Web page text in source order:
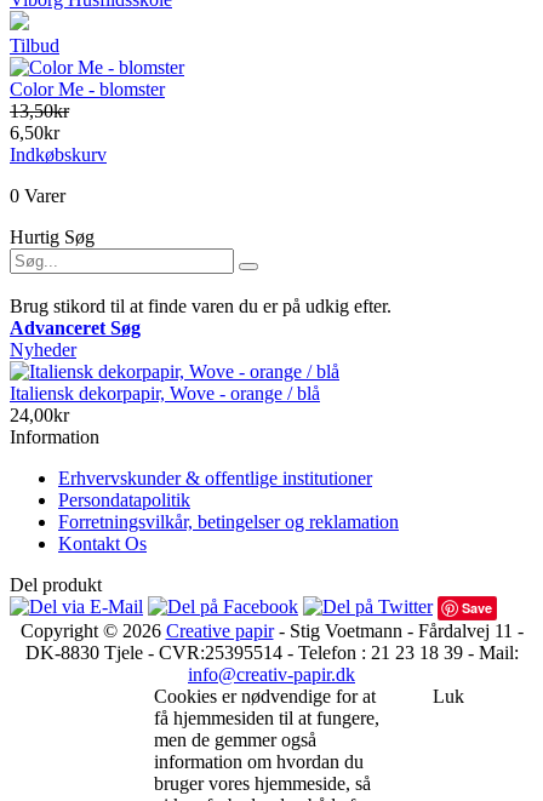
Tilbud
Color Me - blomster
13,50kr
6,50kr
Indkøbskurv
0 Varer
Hurtig Søg
Brug stikord til at finde varen du er på udkig efter.
Advanceret Søg
Nyheder
Italiensk dekorpapir, Wove - orange / blå
24,00kr
Information
Erhvervskunder & offentlige institutioner
Persondatapolitik
Forretningsvilkår, betingelser og reklamation
Kontakt Os
Del produkt
Save
Copyright © 2026 Creative papir- Stig Voetmann - Fårdalvej 11 -
DK-8830 Tjele - CVR:25395514 - Telefon : 21 23 18 39 - Mail:
info@creativ-papir.dk
Cookies er nødvendige for at
få hjemmesiden til at fungere,
men de gemmer også
information om hvordan du
bruger vores hjemmeside, så
Luk